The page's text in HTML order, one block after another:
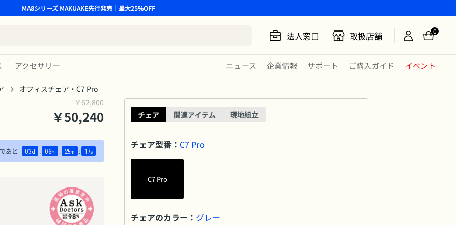
MA8シリーズ MAKUAKE先行発売｜最大25%OFF
法人窓口 取扱店舗 0
アクセサリー ニュース 企業情報 サポート ご購入ガイド イベント
オフィスチェア・C7 Pro
￥62,800
￥50,240
あと 03d : 06h : 25m : 16s
チェア 関連アイテム 現地組立
チェア型番 ： C7 Pro
C7 Pro
チェアのカラー ： グレー